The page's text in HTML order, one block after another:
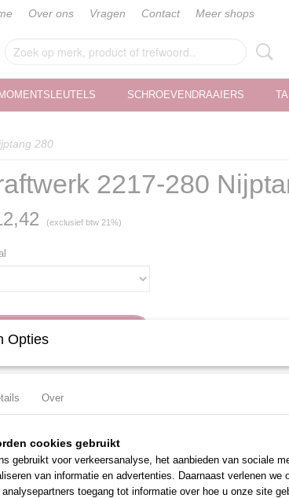
Over ons Vragen Contact Meer shops
MOMENTSLEUTELS SCHROEVENDRAAIERS
280
2217-280
(exclusief btw 21%)
leverancier
Opties
Over
cookies gebruikt
gebruikt voor verkeersanalyse, het aanbieden van sociale
van informatie en advertenties. Daarnaast verlenen we
toegang tot informatie over hoe u onze site